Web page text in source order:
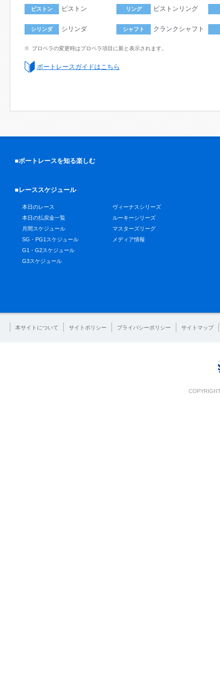
ピストン ピストン リング ピストンリング
シリンダ シリンダ シャフト クランクシャフト
プロペラの変更時はプロペラ項目に新と表示されます。
ボートレースガイドはこちら
■ボートレースを知る楽しむ
■レーススケジュール
本日のレース
本日の払戻金一覧
月間スケジュール
SG・PG1スケジュール
G1・G2スケジュール
G3スケジュール
ヴィーナスシリーズ
ルーキーシリーズ
マスターズリーグ
メディア情報
本サイトについて サイトポリシー プライバシーポリシー サイトマップ